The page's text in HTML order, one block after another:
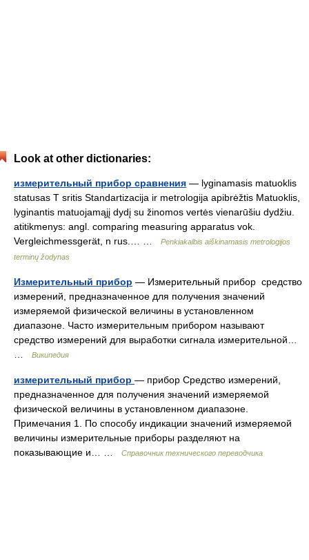
Look at other dictionaries:
измерительный прибор сравнения — lyginamasis matuoklis
statusas T sritis Standartizacija ir metrologija apibrėžtis Matuoklis,
lyginantis matuojamąjį dydį su žinomos vertės vienarūšiu dydžiu.
atitikmenys: angl. comparing measuring apparatus vok.
Vergleichmessgerät, n rus.… …
Penkiakalbis aiškinamasis metrologijos
terminų žodynas
Измерительный прибор — Измерительный прибор средство
измерений, предназначенное для получения значений
измеряемой физической величины в установленном
диапазоне. Часто измерительным прибором называют
средство измерений для выработки сигнала измерительной…
Википедия
измерительный прибор — прибор Средство измерений,
предназначенное для получения значений измеряемой
физической величины в установленном диапазоне.
Примечания 1. По способу индикации значений измеряемой
величины измерительные приборы разделяют на
показывающие и… …
Справочник технического переводчика